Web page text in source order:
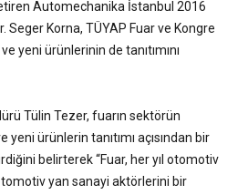
Automechanika İstanbul 2016
Seger Korna, TÜYAP Fuar ve Kongre
yeni ürünlerinin de tanıtımını
Tülin Tezer, fuarın sektörün
yeni ürünlerin tanıtımı açısından bir
belirterek “Fuar, her yıl otomotiv
yan sanayi aktörlerini bir